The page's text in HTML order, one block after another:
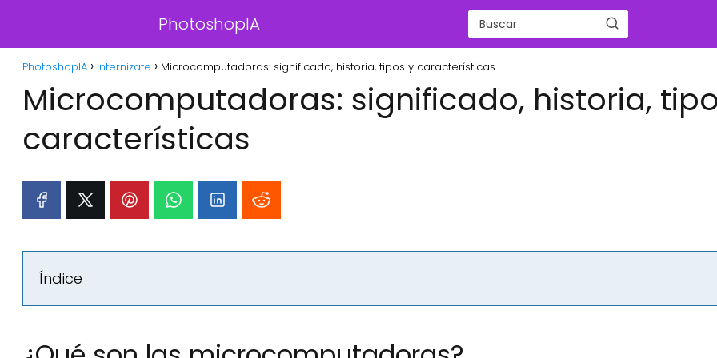
PhotoshopIA
PhotoshopIA Internizate Microcomputadoras: significado, historia, tipos y características
Microcomputadoras: significado, historia,
características
Índice